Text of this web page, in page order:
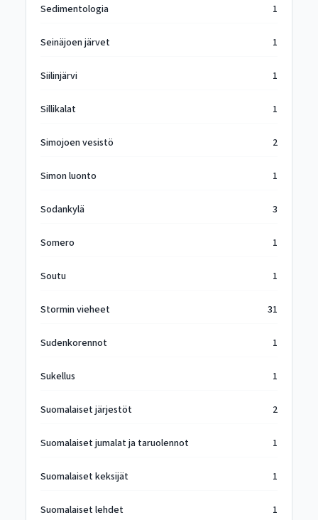
Sedimentologia 1
Seinäjoen järvet 1
Siilinjärvi 1
Sillikalat 1
Simojoen vesistö 2
Simon luonto 1
Sodankylä 3
Somero 1
Soutu 1
Stormin vieheet 31
Sudenkorennot 1
Sukellus 1
Suomalaiset järjestöt 2
Suomalaiset jumalat ja taruolennot 1
Suomalaiset keksijät 1
Suomalaiset lehdet 1